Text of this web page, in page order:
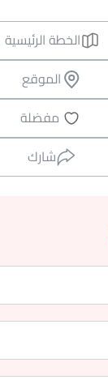
الخطة الرئيسية
الموقع
مفضلة
شارك